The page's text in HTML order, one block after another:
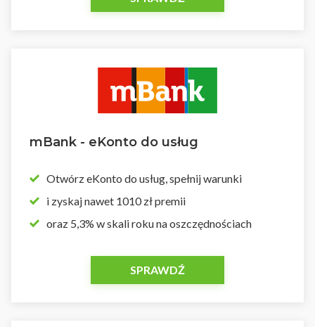
mBank - eKonto do usług
Otwórz eKonto do usług, spełnij warunki
i zyskaj nawet 1010 zł premii
oraz 5,3% w skali roku na oszczędnościach
SPRAWDŹ